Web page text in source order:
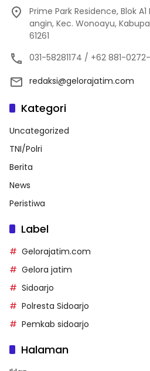
Prime Park Residence, Blok
angin, Kec. Wonoayu,
61261
031-58281174 / +62 881-
redaksi@gelorajatim.com
Kategori
Uncategorized
TNI/Polri
Berita
News
Peristiwa
Label
Gelorajatim.com
Gelora jatim
Sidoarjo
Polresta Sidoarjo
Pemkab sidoarjo
Halaman